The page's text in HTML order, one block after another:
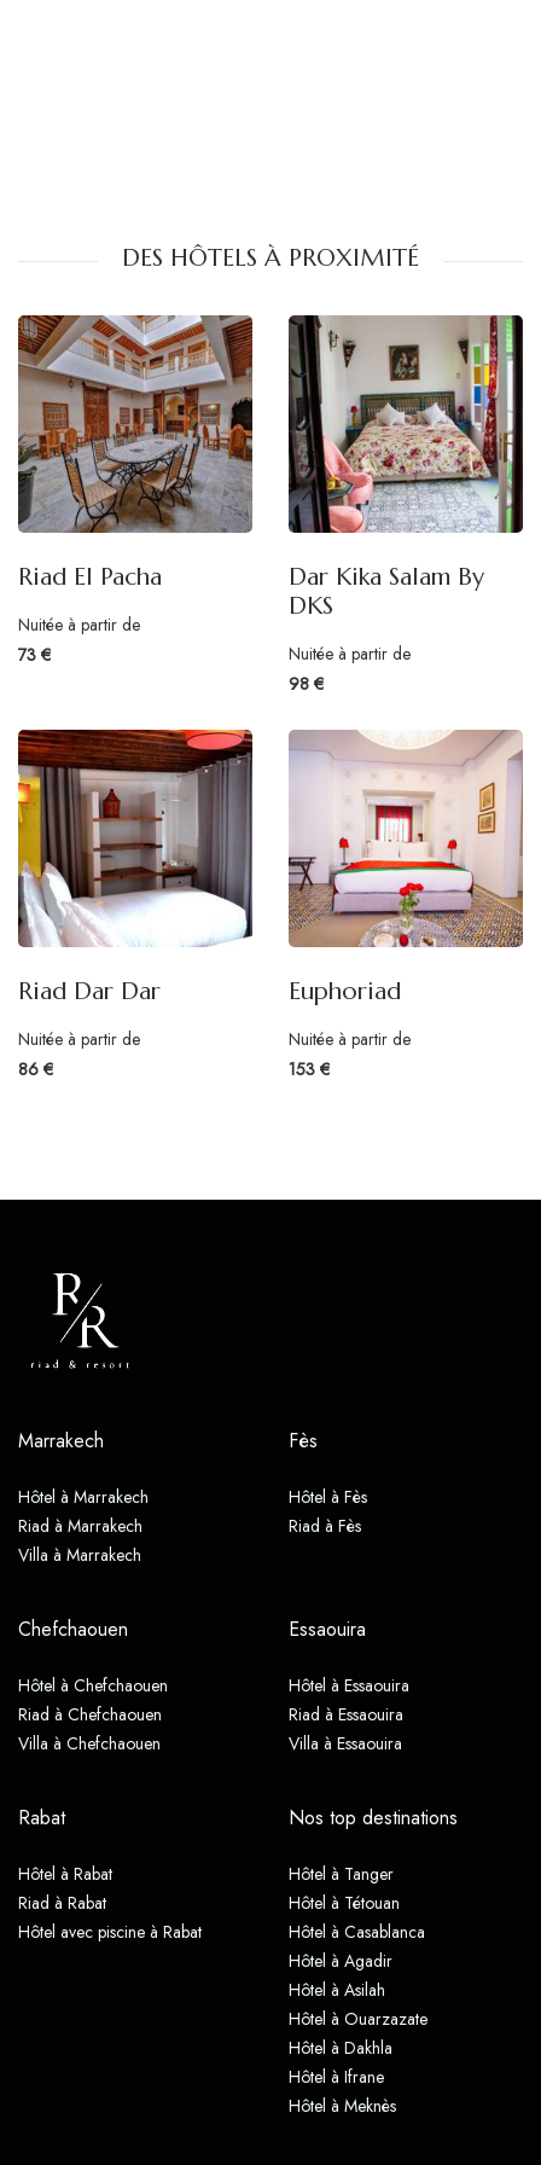
DES HÔTELS À PROXIMITÉ
Riad El Pacha
Nuitée à partir de
73 €
Dar Kika Salam By
DKS
Nuitée à partir de
98 €
Riad Dar Dar
Nuitée à partir de
86 €
Euphoriad
Nuitée à partir de
153 €
Marrakech
Hôtel à Marrakech
Riad à Marrakech
Villa à Marrakech
Fès
Hôtel à Fès
Riad à Fès
Chefchaouen
Hôtel à Chefchaouen
Riad à Chefchaouen
Villa à Chefchaouen
Essaouira
Hôtel à Essaouira
Riad à Essaouira
Villa à Essaouira
Rabat
Hôtel à Rabat
Riad à Rabat
Hôtel avec piscine à Rabat
Nos top destinations
Hôtel à Tanger
Hôtel à Tétouan
Hôtel à Casablanca
Hôtel à Agadir
Hôtel à Asilah
Hôtel à Ouarzazate
Hôtel à Dakhla
Hôtel à Ifrane
Hôtel à Meknès